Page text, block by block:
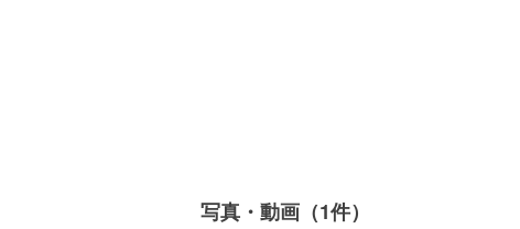
写真・動画（1件）